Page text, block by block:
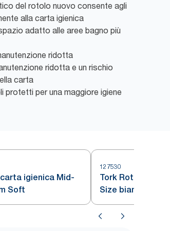
del rotolo nuovo consente agli
alla carta igienica
adatto alle aree bagno più
ridotta
ridotta e un rischio
carta
protetti per una maggiore igiene
igienica Mid-
Soft
127530
Tork Rotolo carta
Size bianca, T6